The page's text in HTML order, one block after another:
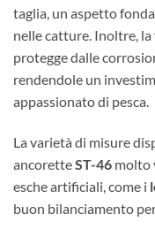
taglia, un aspetto
nelle catture. Inoltre,
protegge dalle
rendendole un
appassionato di pesca.
La varietà di misure
ancoretteST-46 molto
esche artificiali, come i
buon bilanciamento